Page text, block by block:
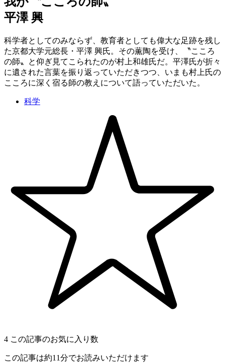
平澤 興
科学者としてのみならず、教育者としても偉大な足跡を残し
た京都大学元総長・平澤 興氏。その薫陶を受け、〝こころ
の師〟と仰ぎ見てこられたのが村上和雄氏だ。平澤氏が折々
に遺された言葉を振り返っていただきつつ、いまも村上氏の
こころに深く宿る師の教えについて語っていただいた。
科学
4 この記事のお気に入り数
この記事は約11分でお読みいただけます